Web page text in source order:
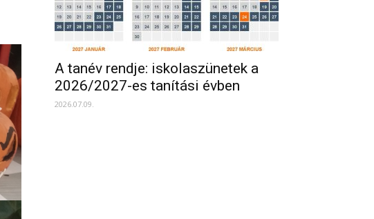
A tanév rendje: iskolaszünetek a
2026/2027-es tanítási évben
2026.07.09.